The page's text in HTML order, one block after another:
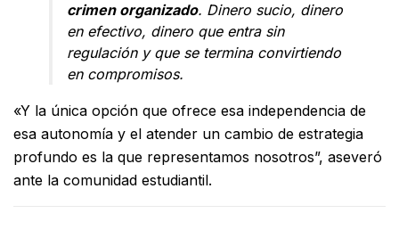
crimen organizado. Dinero sucio, dinero
en efectivo, dinero que entra sin
regulación y que se termina convirtiendo
en compromisos.
«Y la única opción que ofrece esa independencia de
esa autonomía y el atender un cambio de estrategia
profundo es la que representamos nosotros”, aseveró
ante la comunidad estudiantil.